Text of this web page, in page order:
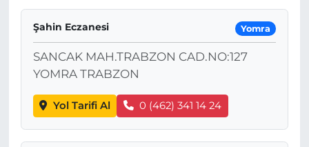
Şahin Eczanesi Yomra
SANCAK MAH.TRABZON CAD.NO:127
YOMRA TRABZON
Yol Tarifi Al 0 (462) 341 14 24